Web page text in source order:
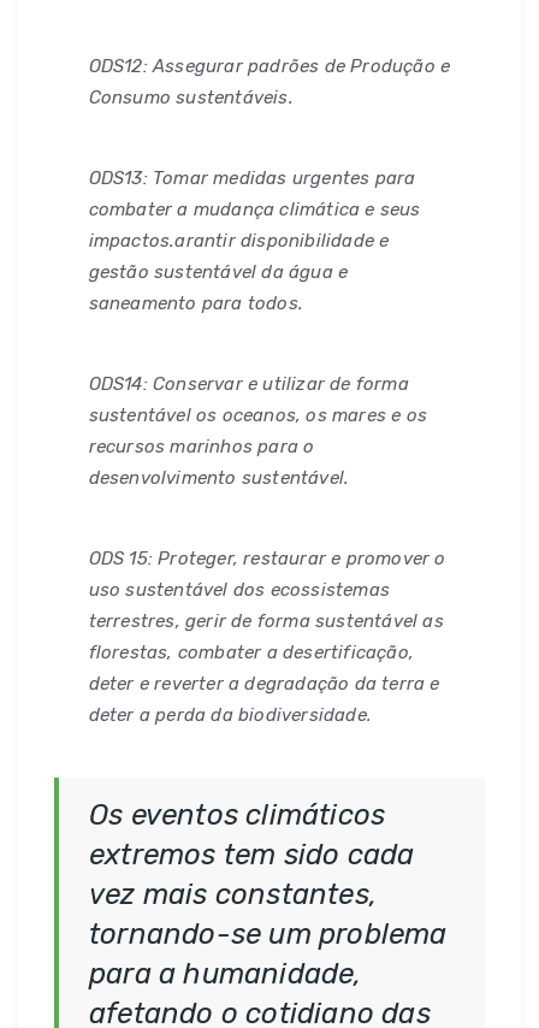
ODS12: Assegurar padrões de Produção e
Consumo sustentáveis.
ODS13: Tomar medidas urgentes para
combater a mudança climática e seus
impactos.arantir disponibilidade e
gestão sustentável da água e
saneamento para todos.
ODS14: Conservar e utilizar de forma
sustentável os oceanos, os mares e os
recursos marinhos para o
desenvolvimento sustentável.
ODS 15: Proteger, restaurar e promover o
uso sustentável dos ecossistemas
terrestres, gerir de forma sustentável as
florestas, combater a desertificação,
deter e reverter a degradação da terra e
deter a perda da biodiversidade.
Os eventos climáticos
extremos tem sido cada
vez mais constantes,
tornando-se um problema
para a humanidade,
afetando o cotidiano das